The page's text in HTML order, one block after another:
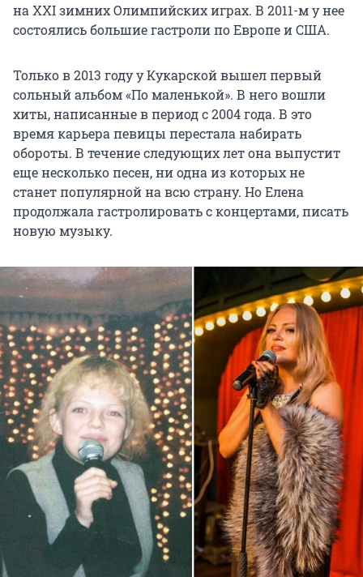
на XXI зимних Олимпийских играх. В 2011-м у нее
состоялись большие гастроли по Европе и США.
Только в 2013 году у Кукарской вышел первый
сольный альбом «По маленькой». В него вошли
хиты, написанные в период с 2004 года. В это
время карьера певицы перестала набирать
обороты. В течение следующих лет она выпустит
еще несколько песен, ни одна из которых не
станет популярной на всю страну. Но Елена
продолжала гастролировать с концертами, писать
новую музыку.